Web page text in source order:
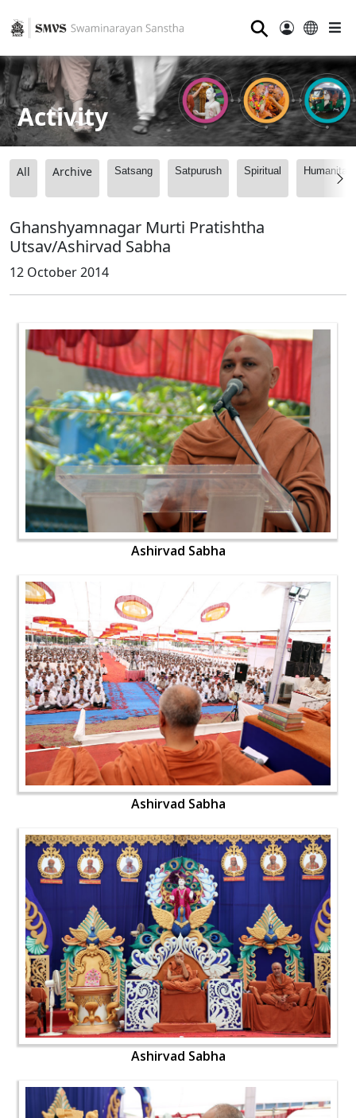
⚲
Activity
All Archive Satsang Satpurush Spiritual
Ghanshyamnagar Murti Pratishtha
Utsav/Ashirvad Sabha
12 October 2014
Ashirvad Sabha
Ashirvad Sabha
Ashirvad Sabha